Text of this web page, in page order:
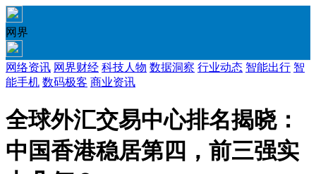
网界
网络资讯 网界财经 科技人物 数据洞察 行业动态 智能出行 智
能手机 数码极客 商业资讯
全球外汇交易中心排名揭晓：
中国香港稳居第四，前三强实